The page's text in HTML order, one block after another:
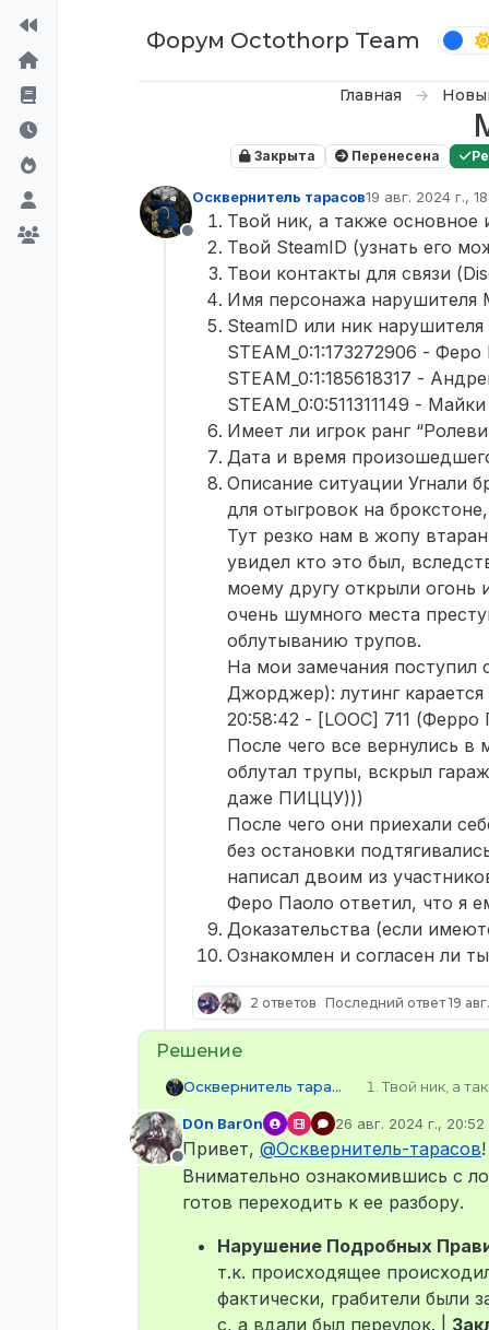
Форум Octothorp Team
Главная
Закрыта Перенесена
Не в сети
Осквернитель тарасов19 авг. 2024 г.,
Твой ник, а также
Твой SteamID (узнать его
Твои контакты для связи
Имя персонажа
SteamID или ник
STEAM_0:1:173272906 -
STEAM_0:1:185618317 -
STEAM_0:0:511311149 -
Имеет ли игрок ранг
Дата и время
Описание ситуации Угнали
для отыгровок на
Тут резко нам в жопу
увидел кто это был,
моему другу открыли огонь
очень шумного места
облутыванию трупов.
На мои замечания поступил
Джорджер): лутинг карается
20:58:42 - [LOOC] 711
После чего все вернулись
облутал трупы, вскрыл
даже ПИЦЦУ)))
После чего они приехали
без остановки
написал двоим из
Феро Паоло ответил, что я
Доказательства (если
Ознакомлен и согласен ли
2 ответов Последний ответ19
Осквернитель тарасов
Твой ник, а
Твои
Имя
SteamID или
Имеет ли
нет
Дата и время
Не в сети
D0n Bar0n 26 авг. 2024 г., 20:52
отредактировано
Привет, @Осквернитель-тарасов!
Внимательно ознакомившись с
готов переходить к ее разбору.
Нарушение Подробных
т.к. происходящее
фактически, грабители были
с, а вдали был переулок. |